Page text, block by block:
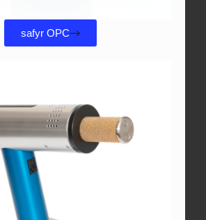
safyr OPC